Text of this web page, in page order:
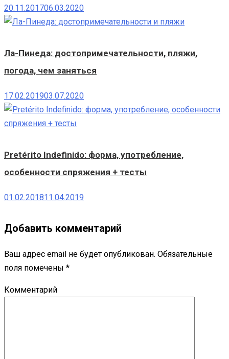
20.11.201706.03.2020
Ла-Пинеда: достопримечательности, пляжи,
погода, чем заняться
17.02.201903.07.2020
Pretérito Indefinido: форма, употребление,
особенности спряжения + тесты
01.02.201811.04.2019
Добавить комментарий
Ваш адрес email не будет опубликован. Обязательные
поля помечены *
Комментарий